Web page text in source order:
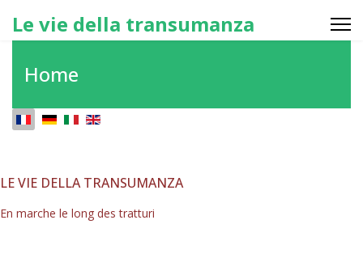
Le vie della transumanza
Home
Sélectionnez votre langue
LE VIE DELLA TRANSUMANZA
En marche le long des tratturi